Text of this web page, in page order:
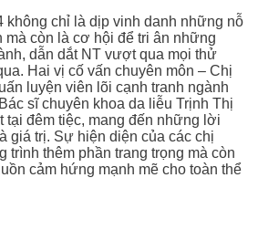
không chỉ là dịp vinh danh những nỗ
mà còn là cơ hội để tri ân những
dẫn dắt NT vượt qua mọi thử
Hai vị cố vấn chuyên môn – Chị
luyện viên lõi cạnh tranh ngành
sĩ chuyên khoa da liễu Trịnh Thị
tại đêm tiệc, mang đến những lời
giá trị. Sự hiện diện của các chị
trình thêm phần trang trọng mà còn
cảm hứng mạnh mẽ cho toàn thể